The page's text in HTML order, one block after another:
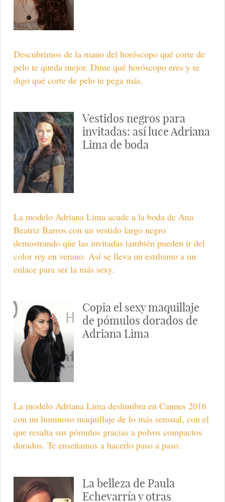
Descubrimos de la mano del horóscopo qué corte de
pelo te queda mejor. Dime qué horóscopo eres y te
digo qué corte de pelo te pega más.
Vestidos negros para
invitadas: así luce Adriana
Lima de boda
La modelo Adriana Lima acude a la boda de Ana
Beatriz Barros con un vestido largo negro
demostrando que las invitadas también pueden ir del
color rey en verano. Así se lleva un estilismo a un
enlace para ser la más sexy.
Copia el sexy maquillaje
de pómulos dorados de
Adriana Lima
La modelo Adriana Lima deslumbra en Cannes 2016
con un luminoso maquillaje de lo más sensual, con el
que resalta sus pómulos gracias a polvos compactos
dorados. Te enseñamos a hacerlo paso a paso.
La belleza de Paula
Echevarría y otras